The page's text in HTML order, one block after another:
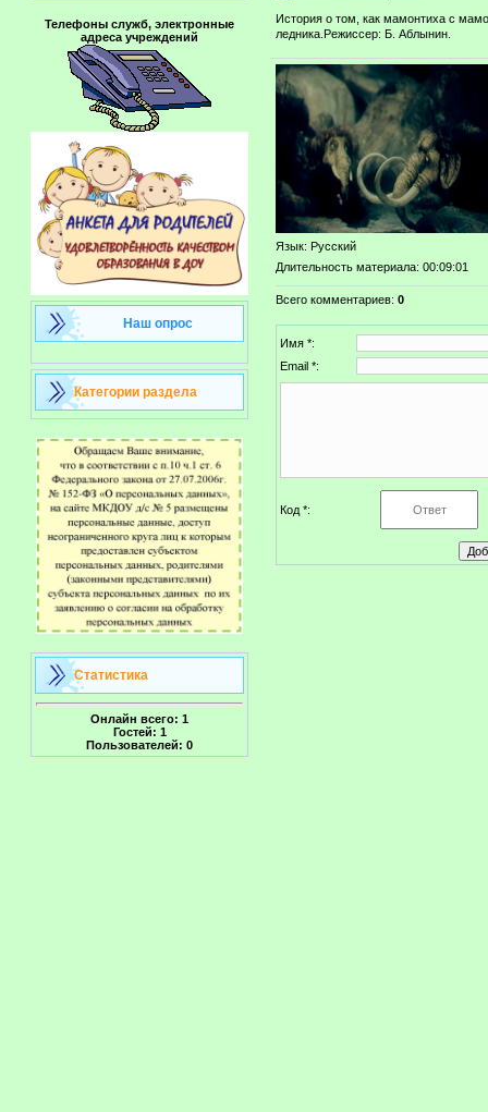
Телефоны служб, электронные
адреса учреждений
Наш опрос
Категории раздела
Статистика
Онлайн всего: 1
Гостей: 1
Пользователей: 0
История о том, как мамонтиха с
ледника.Режиссер: Б. Аблынин.
Язык: Русский
Длительность материала: 00:09:01
Всего комментариев: 0
Имя *:
Email *:
Код *: